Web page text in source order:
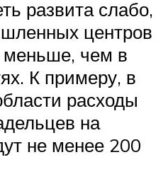
развита слабо,
центров
меньше, чем в
К примеру, в
расходы
на
не менее 200